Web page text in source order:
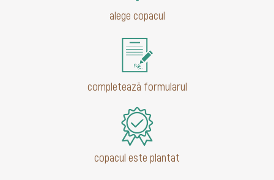
alege copacul
completează formularul
copacul este plantat